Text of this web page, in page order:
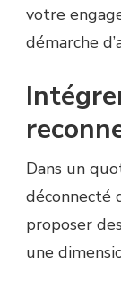
votre
démarche
Dans un
déconnecté
proposer
une